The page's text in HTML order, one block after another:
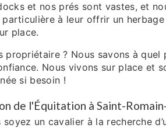
et nos prés sont vastes, et
à leur offrir un
place.
propriétaire ? Nous savons à
Nous vivons sur place et
si besoin !
de l'Équitation à Saint-
soyez un cavalier à la recherche